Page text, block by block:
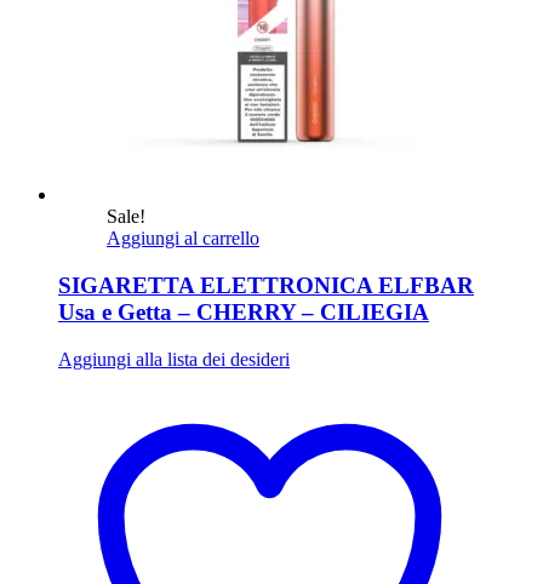
Sale!
Aggiungi al carrello
SIGARETTA ELETTRONICA ELFBAR
Usa e Getta – CHERRY – CILIEGIA
Aggiungi alla lista dei desideri